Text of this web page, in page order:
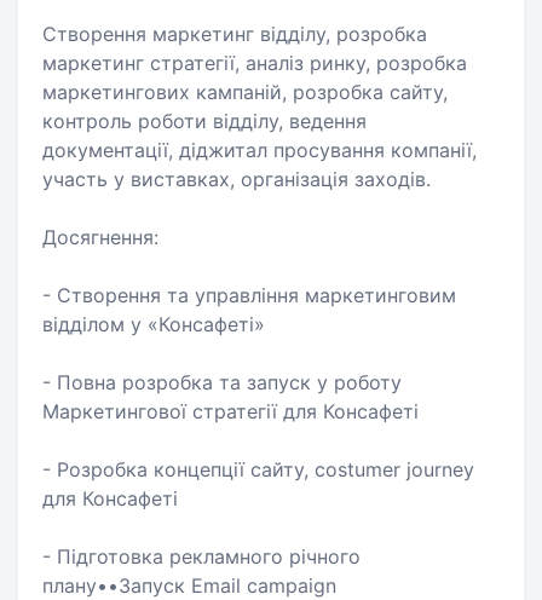
Створення маркетинг відділу, розробка
маркетинг стратегії, аналіз ринку, розробка
маркетингових кампаній, розробка сайту,
контроль роботи відділу, ведення
документації, діджитал просування компанії,
участь у виставках, організація заходів.
Досягнення:
- Створення та управління маркетинговим
відділом у «Консафеті»
- Повна розробка та запуск у роботу
Маркетингової стратегії для Консафеті
- Розробка концепції сайту, costumer journey
для Консафеті
- Підготовка рекламного річного
плану••Запуск Email campaign